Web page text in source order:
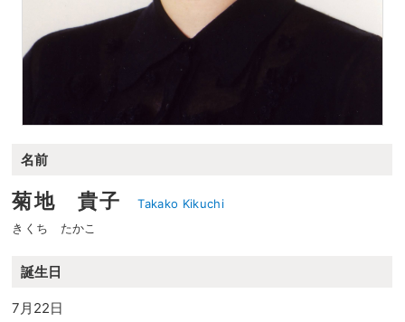
名前
菊地 貴子
Takako Kikuchi
きくち たかこ
誕生日
7月22日